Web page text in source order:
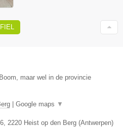
maar wel in de provincie
Google maps ▼
2220 Heist op den Berg (Antwerpen)